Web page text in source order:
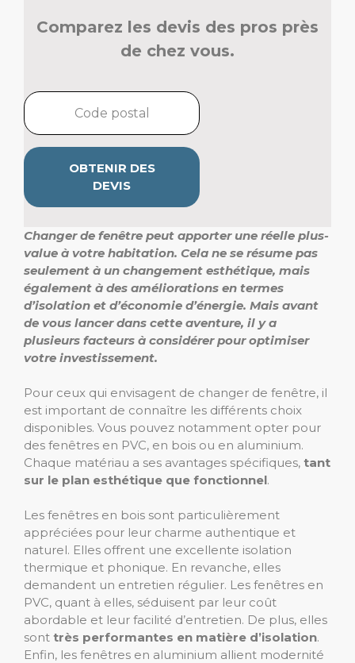
Comparez les devis des pros près
de chez vous.
OBTENIR DES
DEVIS
Changer de fenêtre peut apporter une réelle plus-
value à votre habitation. Cela ne se résume pas
seulement à un changement esthétique, mais
également à des améliorations en termes
d’isolation et d’économie d’énergie. Mais avant
de vous lancer dans cette aventure, il y a
plusieurs facteurs à considérer pour optimiser
votre investissement.
Pour ceux qui envisagent de changer de fenêtre, il
est important de connaître les différents choix
disponibles. Vous pouvez notamment opter pour
des fenêtres en PVC, en bois ou en aluminium.
Chaque matériau a ses avantages spécifiques, tant
sur le plan esthétique que fonctionnel.
Les fenêtres en bois sont particulièrement
appréciées pour leur charme authentique et
naturel. Elles offrent une excellente isolation
thermique et phonique. En revanche, elles
demandent un entretien régulier. Les fenêtres en
PVC, quant à elles, séduisent par leur coût
abordable et leur facilité d’entretien. De plus, elles
sont très performantes en matière d’isolation.
Enfin, les fenêtres en aluminium allient modernité